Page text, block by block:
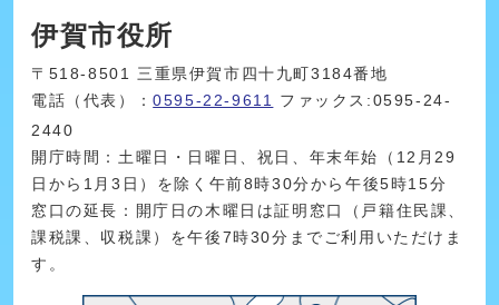
伊賀市役所
〒518-8501 三重県伊賀市四十九町3184番地
電話（代表）：0595-22-9611 ファックス:0595-24-
2440
開庁時間：土曜日・日曜日、祝日、年末年始（12月29
日から1月3日）を除く午前8時30分から午後5時15分
窓口の延長：開庁日の木曜日は証明窓口（戸籍住民課、
課税課、収税課）を午後7時30分までご利用いただけま
す。